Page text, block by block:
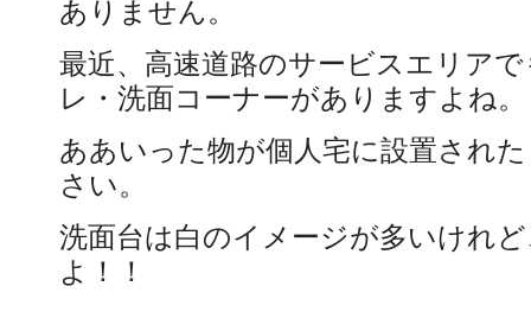
ありません。
最近、高速道路のサービスエリア
レ・洗面コーナーがありますよね。
ああいった物が個人宅に設置され
さい。
洗面台は白のイメージが多いけれ
よ！！